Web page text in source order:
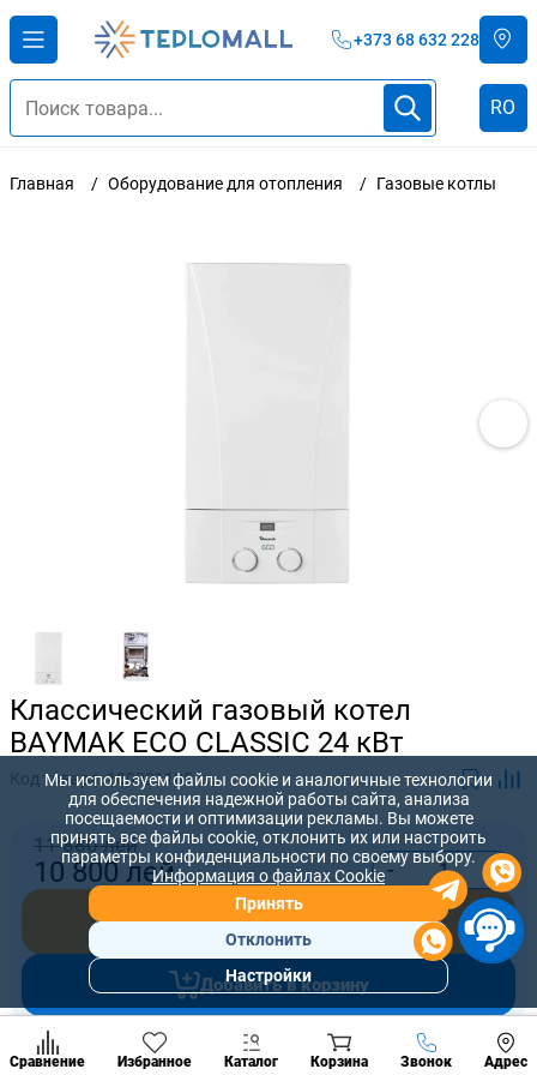
+373 68 632 228
RO
Главная Оборудование для отопления Газовые котлы
Классический газовый котел
BAYMAK ECO CLASSIC 24 кВт
Код товара:100021185
11 880 лей
10 800лей - +
Купить сейчас
Добавить в корзину
Предложите нам свою цену, которую вы готовы заплатить за
Сравнение Избранное Каталог Корзина Звонок Адрес
Позвонить
разделы
Мы используем файлы cookie и аналогичные технологии
для обеспечения надежной работы сайта, анализа
посещаемости и оптимизации рекламы. Вы можете
принять все файлы cookie, отклонить их или настроить
параметры конфиденциальности по своему выбору.
Информация о файлах Cookie
Принять
Отклонить
Настройки